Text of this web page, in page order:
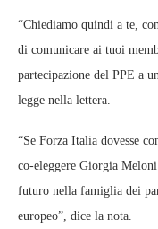
“Chiediamo quindi a te,
di comunicare ai tuoi
partecipazione del PPE a
legge nella lettera.
“Se Forza Italia dovesse
co-eleggere Giorgia
futuro nella famiglia dei
europeo”, dice la nota.